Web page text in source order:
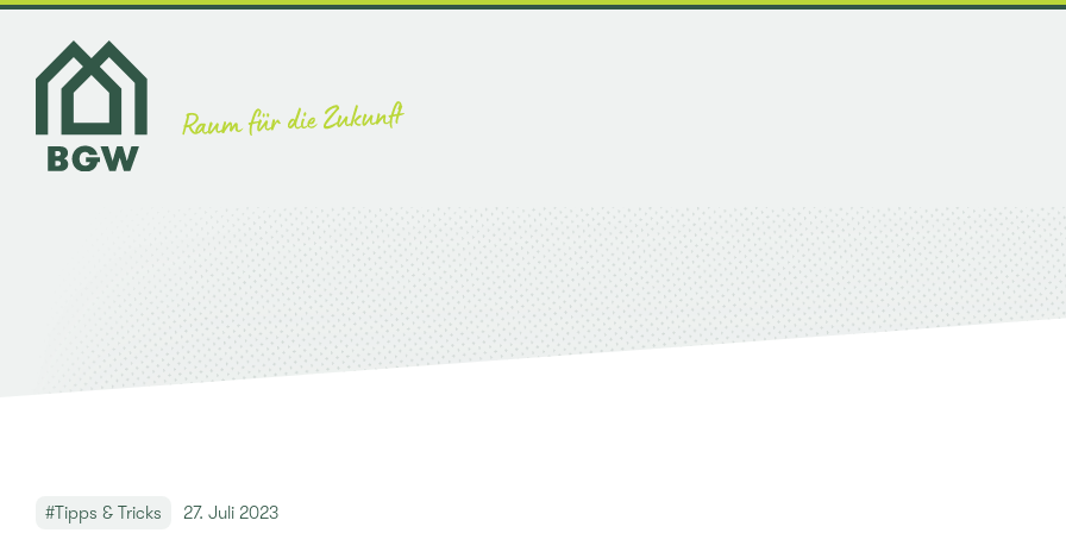
Zum
Inhalt
springen
BGW Insights
Kar­rie­re
#Tipps & Tricks 27. Juli 2023